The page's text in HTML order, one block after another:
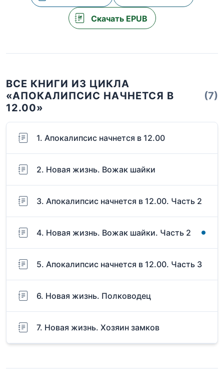
Скачать EPUB
ВСЕ КНИГИ ИЗ ЦИКЛА
«АПОКАЛИПСИС НАЧНЕТСЯ В
12.00»
(7)
1. Апокалипсис начнется в 12.00
2. Новая жизнь. Вожак шайки
3. Апокалипсис начнется в 12.00. Часть 2
4. Новая жизнь. Вожак шайки. Часть 2
5. Апокалипсис начнется в 12.00. Часть 3
6. Новая жизнь. Полководец
7. Новая жизнь. Хозяин замков